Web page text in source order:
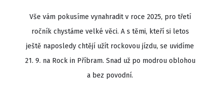
Vše vám pokusíme vynahradit v roce 2025, pro třetí
ročník chystáme velké věci. A s těmi, kteří si letos
ještě naposledy chtějí užít rockovou jízdu, se uvidíme
21. 9. na Rock in Příbram. Snad už po modrou oblohou
a bez povodní.